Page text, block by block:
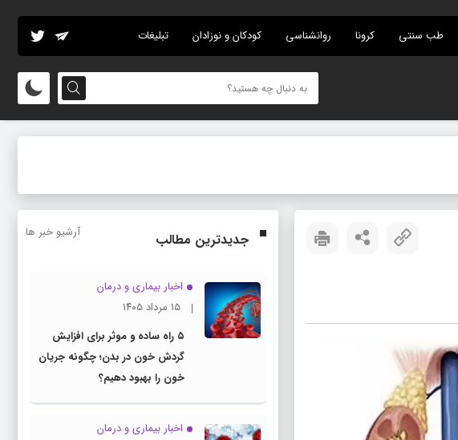
طب سنتی کرونا روانشناسی کودکان و نوزادان تبلیغات
جدیدترین مطالب آرشیو خبر ها
اخبار بیماری و درمان
۱۵ مرداد ۱۴۰۵
۵ راه ساده و موثر برای افزایش
گردش خون در بدن؛ چگونه جریان
خون را بهبود دهیم؟
اخبار بیماری و درمان